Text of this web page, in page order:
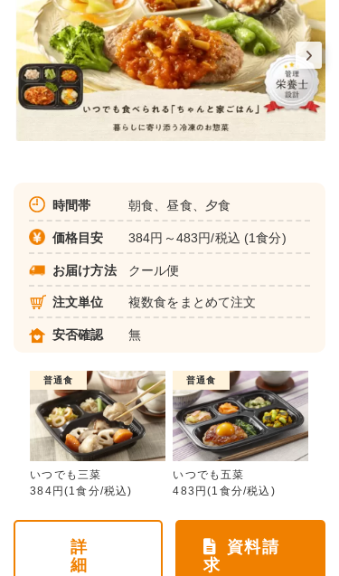
時間帯 朝食、昼食、夕食
価格目安 384円～483円/税込 (1食分)
お届け方法 クール便
注文単位 複数食をまとめて注文
安否確認 無
普通食
いつでも三菜
384円(1食分/税込)
普通食
いつでも五菜
483円(1食分/税込)
詳
細
資料請
求